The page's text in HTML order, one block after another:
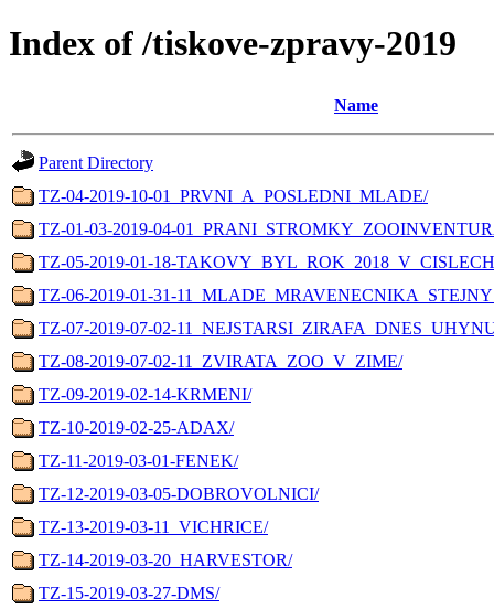
Index of /tiskove-zpravy-2019
Name
Parent Directory
TZ-04-2019-10-01_PRVNI_A_POSLEDNI_MLADE/
TZ-01-03-2019-04-
TZ-05-2019-01-18-
TZ-06-2019-01-31-
TZ-07-2019-07-02-
TZ-08-2019-07-02-11_ZVIRATA_ZOO_V_ZIME/
TZ-09-2019-02-14-KRMENI/
TZ-10-2019-02-25-ADAX/
TZ-11-2019-03-01-FENEK/
TZ-12-2019-03-05-DOBROVOLNICI/
TZ-13-2019-03-11_VICHRICE/
TZ-14-2019-03-20_HARVESTOR/
TZ-15-2019-03-27-DMS/